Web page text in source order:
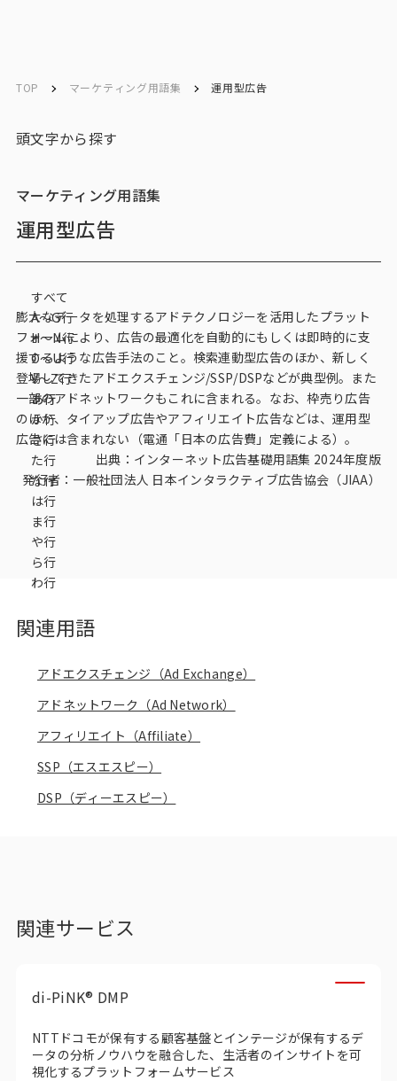
サービス一覧
サービストップ
マーケティングリサーチ
データベース
データ解析・予測
マーケティング支援
マーケティングDX
課題から探す
市場・顧客理解に関する課題
商品／サービス開発に関する課題
インテージの海外調査
データ活用法・トレンド情報
TOP マーケティング用語集 運用型広告
頭文字から探す
すべて
A〜G行
H〜N行
O〜U行
V～Z行
あ行
か行
さ行
た行
な行
は行
ま行
や行
ら行
わ行
マーケティング用語集
運用型広告
膨大なデータを処理するアドテクノロジーを活用したプラット
フォームにより、広告の最適化を自動的にもしくは即時的に支
援するような広告手法のこと。検索連動型広告のほか、新しく
登場してきたアドエクスチェンジ/SSP/DSPなどが典型例。また
一部のアドネットワークもこれに含まれる。なお、枠売り広告
のほか、タイアップ広告やアフィリエイト広告などは、運用型
広告には含まれない（電通「日本の広告費」定義による）。
出典：インターネット広告基礎用語集 2024年度版
発行者： 一般社団法人 日本インタラクティブ広告協会（JIAA）
関連用語
アドエクスチェンジ（Ad Exchange）
アドネットワーク（Ad Network）
アフィリエイト（Affiliate）
SSP（エスエスピー）
DSP（ディーエスピー）
関連サービス
di-PiNK® DMP
NTTドコモが保有する顧客基盤とインテージが保有するデ
ータの分析ノウハウ​を融合​した、生活者のインサイトを可
視化するプラットフォームサービス